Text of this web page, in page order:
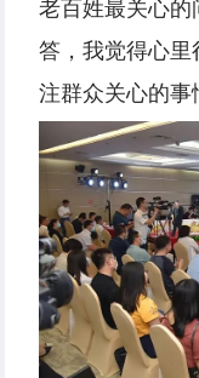
老百姓最关心的
答，我觉得心里
注群众关心的事